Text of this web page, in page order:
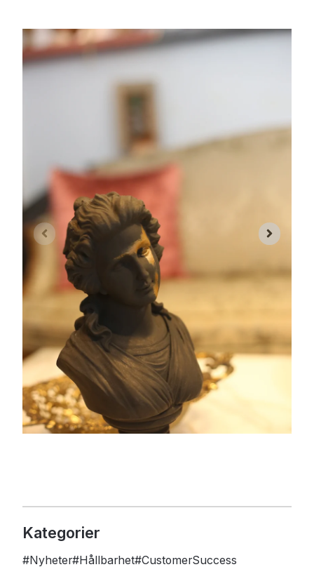
Kategorier
#Nyheter#Hållbarhet#CustomerSuccess